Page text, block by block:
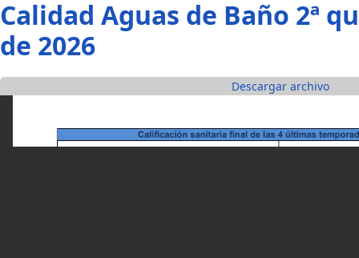
Pasar al contenido principal
Calidad Aguas de Baño 2ª
de 2026
Descargar archivo